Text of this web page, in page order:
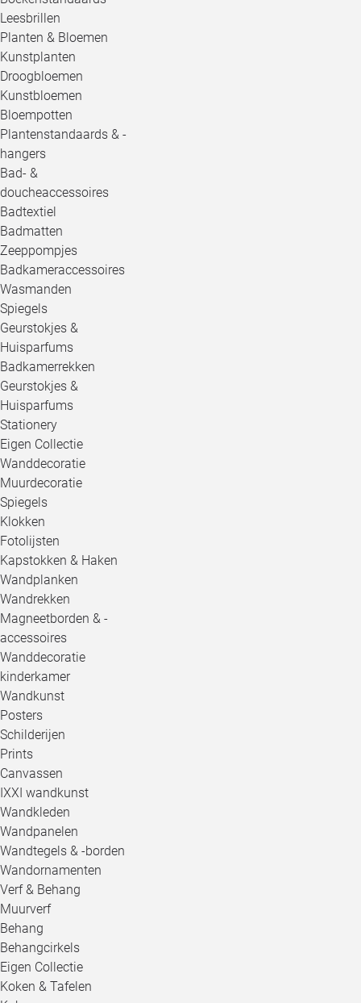
Leesbrillen
Planten & Bloemen
Kunstplanten
Droogbloemen
Kunstbloemen
Bloempotten
Plantenstandaards & -
hangers
Bad- &
doucheaccessoires
Badtextiel
Badmatten
Zeeppompjes
Badkameraccessoires
Wasmanden
Spiegels
Geurstokjes &
Huisparfums
Badkamerrekken
Geurstokjes &
Huisparfums
Stationery
Eigen Collectie
Wanddecoratie
Muurdecoratie
Spiegels
Klokken
Fotolijsten
Kapstokken & Haken
Wandplanken
Wandrekken
Magneetborden & -
accessoires
Wanddecoratie
kinderkamer
Wandkunst
Posters
Schilderijen
Prints
Canvassen
IXXI wandkunst
Wandkleden
Wandpanelen
Wandtegels & -borden
Wandornamenten
Verf & Behang
Muurverf
Behang
Behangcirkels
Eigen Collectie
Koken & Tafelen